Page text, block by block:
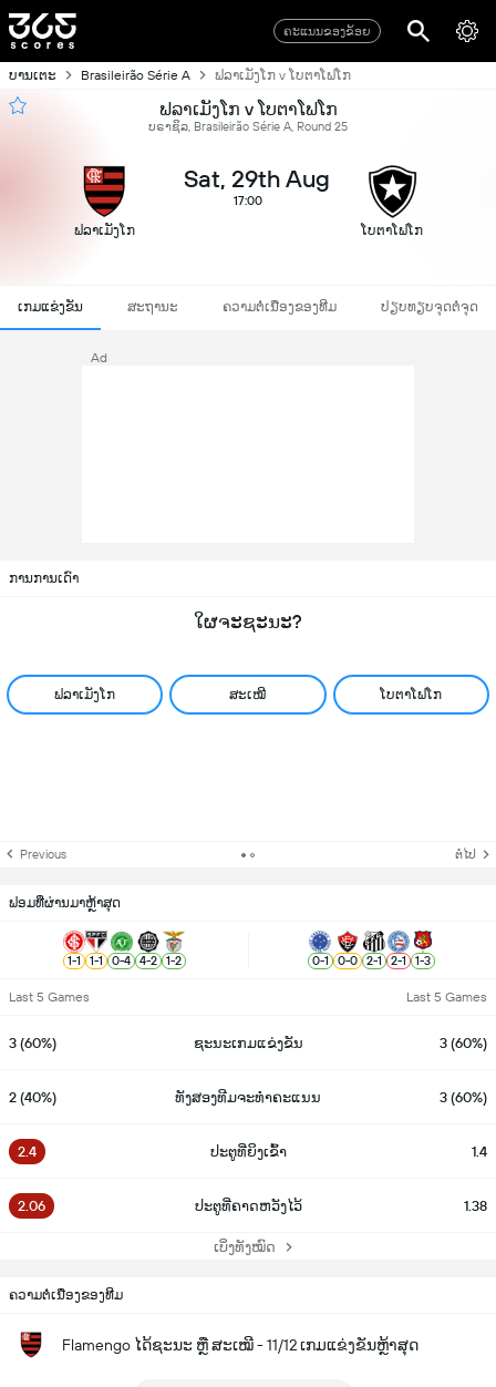
ຄະແນນຂອງຂ້ອຍ
ບານເຕະ Brasileirão Série A ຟລາເມັງໂກ v ໂບຕາໂຟໂກ
ຟລາເມັງໂກ v ໂບຕາໂຟໂກ
ບຣາຊິລ, Brasileirão Série A, Round 25
ຟລາເມັງໂກ
Sat, 29th Aug
17:00
ໂບຕາໂຟໂກ
ເກມແຂ່ງຂັນ ສະຖານະ ຄວາມຕໍ່ເນື່ອງຂອງທີມ ປຽບທຽບຈຸດຕໍ່ຈຸດ
Ad
ການການເດົາ
ໃຜຈະຊະນະ?
ຟລາເມັງໂກ ສະເໝີ ໂບຕາໂຟໂກ
Previous ຕໍ່ໄປ
ຟອມທີ່ຜ່ານມາຫຼ້າສຸດ
1-1 1-1 0-4 4-2 1-2 0-1 0-0 2-1 2-1 1-3
Last 5 Games Last 5 Games
3 (60%) ຊະນະເກມແຂ່ງຂັນ 3 (60%)
2 (40%) ທັງສອງທີມຈະທຳຄະແນນ 3 (60%)
2.4 ປະຕູທີ່ຍິງເຂົ້າ 1.4
2.06 ປະຕູທີ່ຄາດຫວັງໄວ້ 1.38
ເບິ່ງທັງໝົດ
ຄວາມຕໍ່ເນື່ອງຂອງທີມ
Flamengo ໄດ້ຊະນະ ຫຼື ສະເໝີ - 11/12 ເກມແຂ່ງຂັນຫຼ້າສຸດ